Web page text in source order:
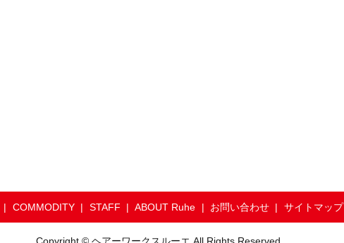
COMMODITY STAFF ABOUT Ruhe お問い合わせ サイトマップ